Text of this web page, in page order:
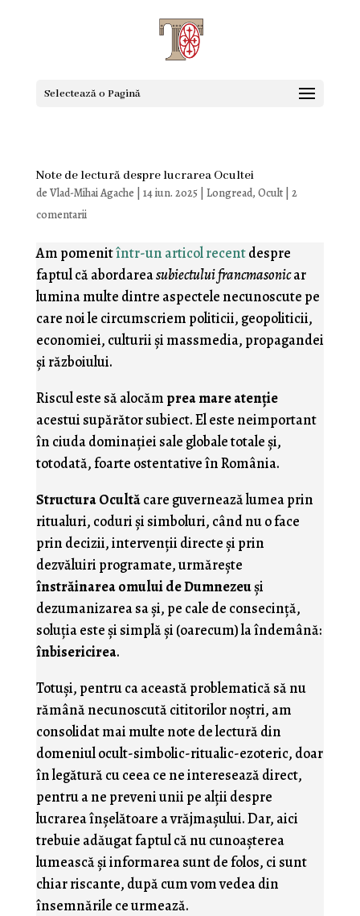
Selectează o Pagină
Note de lectură despre lucrarea Ocultei
de Vlad-Mihai Agache 14 iun. 2025| Longread, Ocult| 2
comentarii
Am pomenitîntr-un articol recentdespre
faptul că abordareasubiectului francmasonicar
lumina multe dintre aspectele necunoscute pe
care noi le circumscriem politicii, geopoliticii,
economiei, culturii şi massmedia, propagandei
şi războiului.
Riscul este să alocăm prea mare atenţie
acestui supărător subiect. El este neimportant
în ciuda dominaţiei sale globale totale şi,
totodată, foarte ostentative în România.
Structura Ocultăcare guvernează lumea prin
ritualuri, coduri şi simboluri, când nu o face
prin decizii, intervenţii directe şi prin
dezvăluiri programate, urmăreşte
înstrăinarea omului de Dumnezeuşi
dezumanizarea sa şi, pe cale de consecinţă,
soluţia este şi simplă şi (oarecum) la îndemână:
înbisericirea.
Totuşi, pentru ca această problematică să nu
rămână necunoscută cititorilor noştri, am
consolidat mai multe note de lectură din
domeniul ocult-simbolic-ritualic-ezoteric, doar
în legătură cu ceea ce ne interesează direct,
pentru a ne preveni unii pe alţii despre
lucrarea înşelătoare a vrăjmaşului. Dar, aici
trebuie adăugat faptul că nu cunoaşterea
lumească şi informarea sunt de folos, ci sunt
chiar riscante, după cum vom vedea din
însemnările ce urmează.